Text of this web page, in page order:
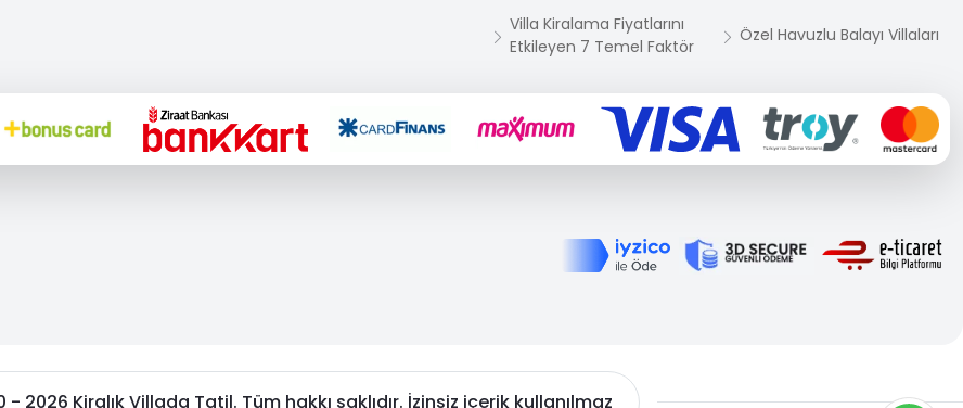
Villa Kiralama Fiyatlarını
Etkileyen 7 Temel Faktör
Özel Havuzlu Balayı Villaları
2026 Kiralık Villada Tatil. Tüm hakkı saklıdır. İzinsiz içerik kullanılmaz